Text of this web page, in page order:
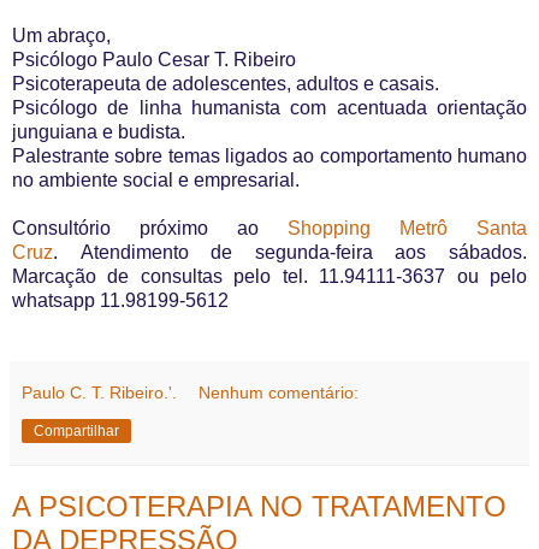
Um abraço,
Psicólogo Paulo Cesar T. Ribeiro
Psicoterapeuta de adolescentes, adultos e casais.
Psicólogo de linha humanista com acentuada orientação
junguiana e budista.
Palestrante sobre temas ligados ao comportamento humano
no ambiente social e empresarial.
Consultório próximo ao Shopping Metrô Santa
Cruz. Atendimento de segunda-feira aos sábados.
Marcação de consultas pelo tel. 11.94111-3637 ou pelo
whatsapp 11.98199-5612
Paulo C. T. Ribeiro.'. Nenhum comentário:
Compartilhar
A PSICOTERAPIA NO TRATAMENTO
DA DEPRESSÃO